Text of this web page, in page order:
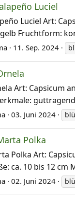
Luciel
Luciel Art:
Fruchtform:
11. Sep. 2024
Art: Capsicum
03. Juni 2024
Polka
Polka Art:
ca. 10 bis 12 cm
02. Juni 2024